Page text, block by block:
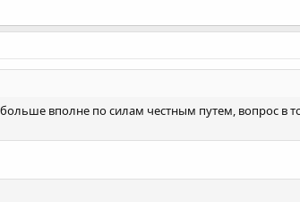
вполне по силам честным путем, вопрос в